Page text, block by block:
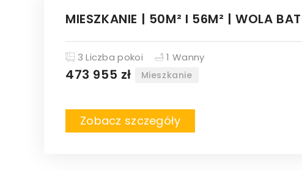
MIESZKANIE | 50M² I 56M² | WOLA
3 Liczba pokoi 1 Wanny
473 955 zł Mieszkanie
Zobacz szczegóły